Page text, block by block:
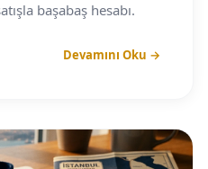
başabaş hesabı.
Devamını Oku →